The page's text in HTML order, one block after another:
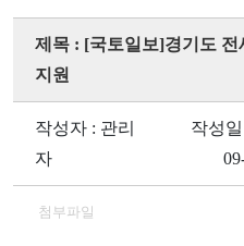
제목 : [국토일보]경기도
지원
작성자 : 관리
자
작성
첨부파일